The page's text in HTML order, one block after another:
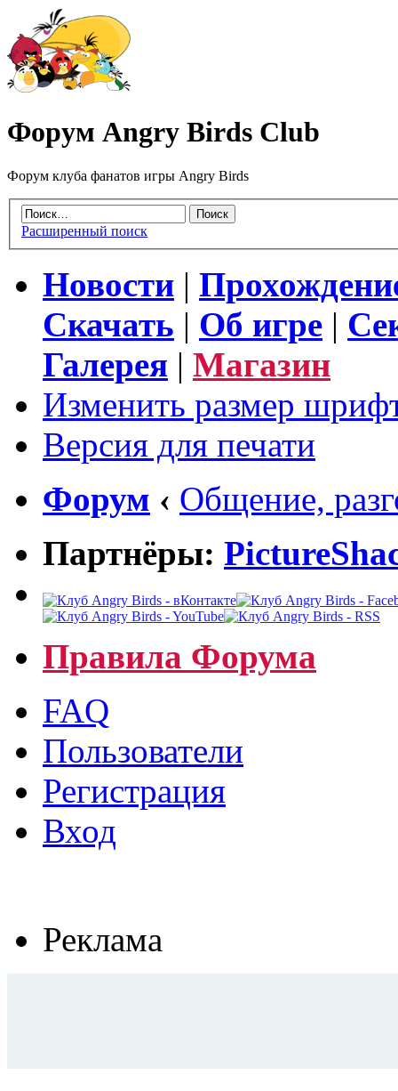
Форум Angry Birds Club
Форум клуба фанатов игры Angry Birds
Расширенный поиск
Новости |
Скачать | Об игре |
Галерея | Магазин
Изменить размер
Версия для печати
Форум ‹ Общение,
Партнёры:
Правила Форума
FAQ
Пользователи
Регистрация
Вход
Реклама